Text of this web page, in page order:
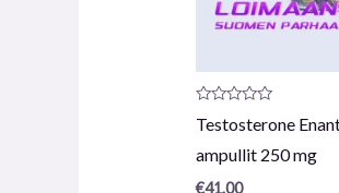
tuotteesta:
/
Testosterone
ampullit 250 mg
€41.00